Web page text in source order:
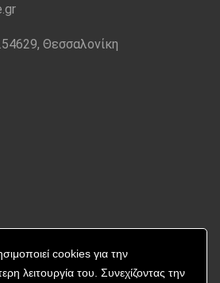
cookies για την
λειτουργία του. Συνεχίζοντας την
Θεσσαλονίκη